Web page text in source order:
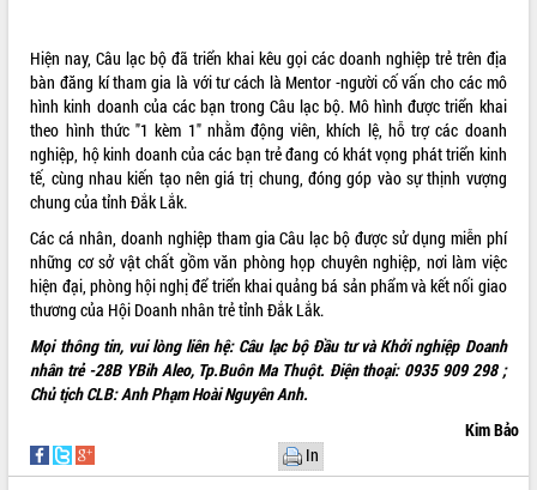
phát triển mới
Thường trực HĐND tỉnh Đắk Lắk gặp
mặt Đoàn chuyên gia y tế TP. Hồ Chí
Minh
Lễ truy điệu và an táng hài cốt liệt sĩ
tại Nghĩa trang Liệt sĩ xã Sơn Hòa
xuất khẩu sầu riêng và triển khai quy
định EUDR
Thứ trưởng Bộ Nông nghiệp và Môi
trường Nguyễn Hoàng Hiệp khảo sát
vùng trồng và doanh nghiệp đóng gói
sầu riêng tại Đắk Lắk
Trình diễn nghệ thuật chế biến các
Đắk Lắk công bố Quy hoạch và xúc
tiến đầu tư tỉnh
THỐNG KÊ TRUY CẬP
Hôm nay:
2881
Hiện nay, Câu lạc bộ đã triển khai kêu gọi các doanh nghiệp trẻ trên địa
bàn đăng kí tham gia là với tư cách là Mentor -người cố vấn cho các mô
hình kinh doanh của các bạn trong Câu lạc bộ. Mô hình được triển khai
theo hình thức "1 kèm 1" nhằm động viên, khích lệ, hỗ trợ các doanh
nghiệp, hộ kinh doanh của các bạn trẻ đang có khát vọng phát triển kinh
tế, cùng nhau kiến tạo nên giá trị chung, đóng góp vào sự thịnh vượng
chung của tỉnh Đắk Lắk.
Các cá nhân, doanh nghiệp tham gia Câu lạc bộ được sử dụng miễn phí
những cơ sở vật chất gồm văn phòng họp chuyên nghiệp, nơi làm việc
hiện đại, phòng hội nghị để triển khai quảng bá sản phẩm và kết nối giao
thương của Hội Doanh nhân trẻ tỉnh Đắk Lắk.
Mọi thông tin, vui lòng liên hệ: Câu lạc bộ Đầu tư và Khởi nghiệp Doanh
nhân trẻ -28B YBih Aleo, Tp.Buôn Ma Thuột. Điện thoại: 0935 909 298 ;
Chủ tịch CLB: Anh Phạm Hoài Nguyên Anh.
Kim Bảo
In